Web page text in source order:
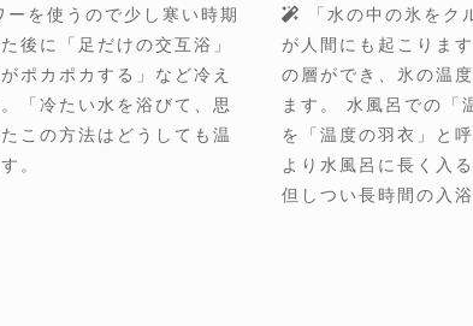
を使うので少し寒い時期
後に「足だけの交互浴」
ポカポカする」など冷え
「冷たい水を浴びて、思
この方法はどうしても温
。
「水の中の氷をク
が人間にも起こりま
の層ができ、氷の温
ます。 水風呂での「
を「温度の羽衣」と
より水風呂に長く入
但しつい長時間の入